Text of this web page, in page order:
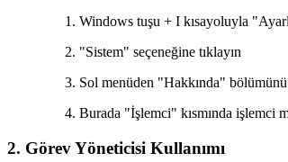
Windows tuşu + I kısayoluyla
"Sistem" seçeneğine tıklayın
Sol menüden "Hakkında"
Burada "İşlemci" kısmında işlemci
2. Görev Yöneticisi Kullanımı